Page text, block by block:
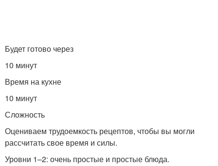
Будет готово через
10 минут
Время на кухне
10 минут
Сложность
Оцениваем трудоемкость рецептов, чтобы вы могли
рассчитать свое время и силы.
Уровни 1–2: очень простые и простые блюда.